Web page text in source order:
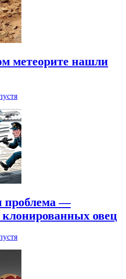
метеорите нашли
—
овец